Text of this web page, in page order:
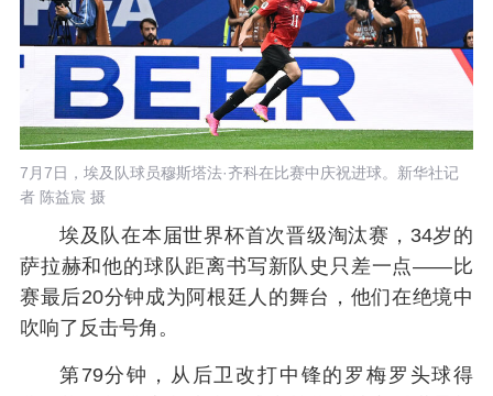
7月7日，埃及队球员穆斯塔法·齐科在比赛中庆祝进球。新华社记
者 陈益宸 摄
埃及队在本届世界杯首次晋级淘汰赛，34岁的
萨拉赫和他的球队距离书写新队史只差一点——比
赛最后20分钟成为阿根廷人的舞台，他们在绝境中
吹响了反击号角。
第79分钟，从后卫改打中锋的罗梅罗头球得